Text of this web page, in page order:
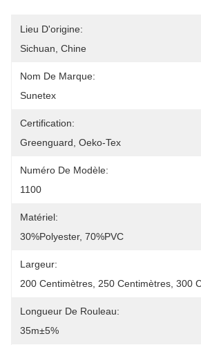
Lieu D'origine:
Sichuan, Chine
Nom De Marque:
Sunetex
Certification:
Greenguard, Oeko-Tex
Numéro De Modèle:
1100
Matériel:
30%Polyester, 70%PVC
Largeur:
200 Centimètres, 250 Centimètres, 300
Longueur De Rouleau:
35m±5%